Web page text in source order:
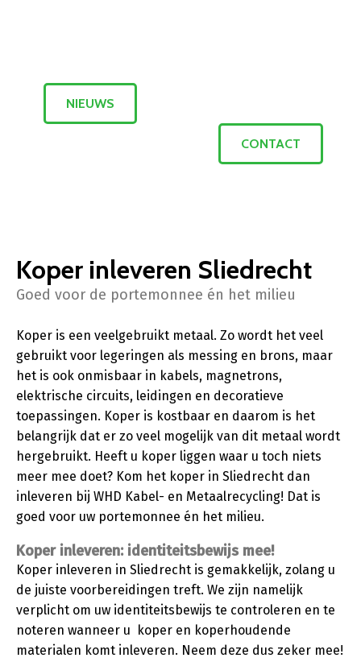
NIEUWS
CONTACT
Koper inleveren Sliedrecht
Goed voor de portemonnee én het milieu
Koper is een veelgebruikt metaal. Zo wordt het veel
gebruikt voor legeringen als messing en brons, maar
het is ook onmisbaar in kabels, magnetrons,
elektrische circuits, leidingen en decoratieve
toepassingen. Koper is kostbaar en daarom is het
belangrijk dat er zo veel mogelijk van dit metaal wordt
hergebruikt. Heeft u koper liggen waar u toch niets
meer mee doet? Kom het koper in Sliedrecht dan
inleveren bij WHD Kabel- en Metaalrecycling! Dat is
goed voor uw portemonnee én het milieu.
Koper inleveren: identiteitsbewijs mee!
Koper inleveren in Sliedrecht is gemakkelijk, zolang u
de juiste voorbereidingen treft. We zijn namelijk
verplicht om uw identiteitsbewijs te controleren en te
noteren wanneer u koper en koperhoudende
materialen komt inleveren. Neem deze dus zeker mee!